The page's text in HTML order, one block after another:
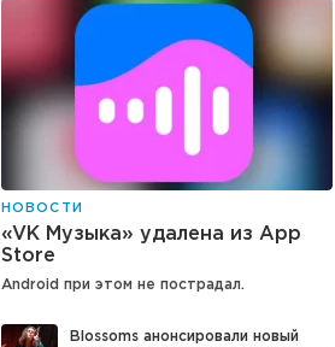
НОВОСТИ
«VK Музыка» удалена из App
Store
Android при этом не пострадал.
Blossoms анонсировали новый